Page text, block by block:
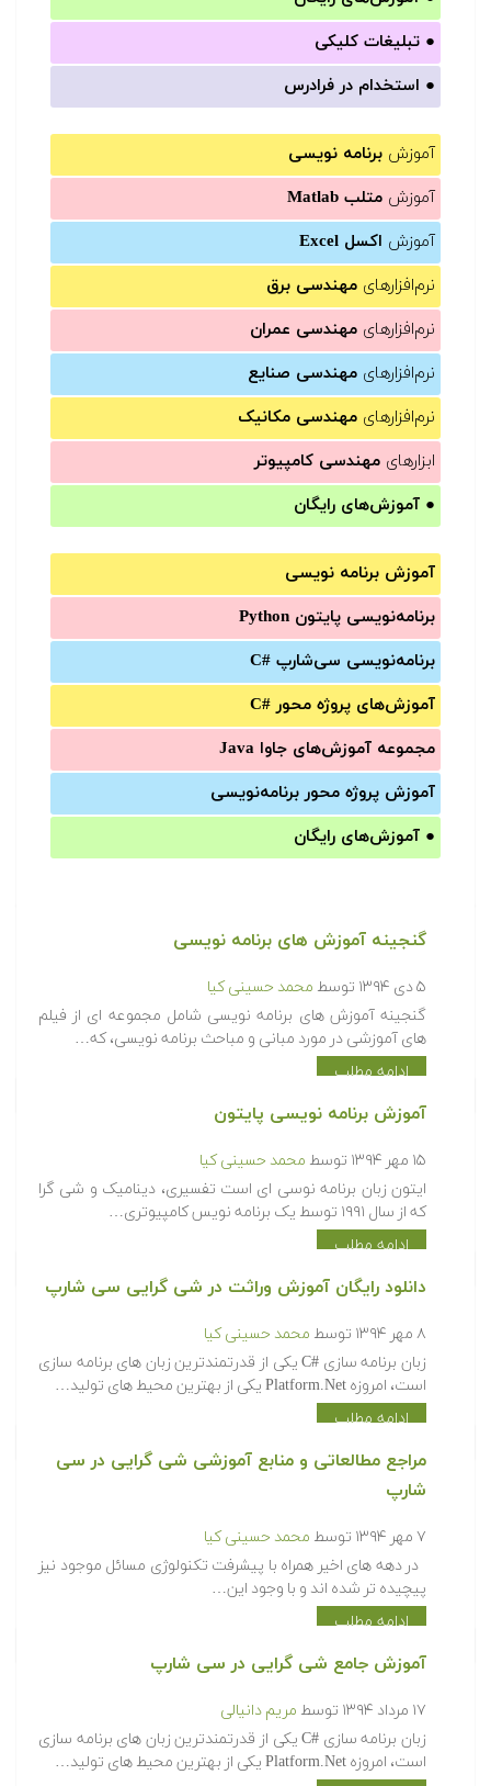
● تبلیغات کلیکی
● استخدام در فرادرس
آموزش برنامه نویسی
آموزش متلب Matlab
آموزش اکسل Excel
نرم‌افزارهای مهندسی برق
نرم‌افزارهای مهندسی عمران
نرم‌افزارهای مهندسی صنایع
نرم‌افزارهای مهندسی مکانیک
ابزارهای مهندسی کامپیوتر
● آموزش‌های رایگان
آموزش برنامه نویسی
برنامه‌نویسی پایتون Python
برنامه‌‌نویسی سی‌شارپ C#‎
آموزش‌های پروژه محور #C
مجموعه آموزش‌های جاوا Java
آموزش‌ پروژه محور برنامه‌نویسی
● آموزش‌های رایگان
گنجینه آموزش های برنامه نویسی
۵ دی ۱۳۹۴ توسط محمد حسینی کیا
گنجینه آموزش های برنامه نویسی شامل مجموعه ای از فیلم
های آموزشی در مورد مبانی و مباحث برنامه نویسی، که…
ادامه مطلب
آموزش برنامه نویسی پایتون
۱۵ مهر ۱۳۹۴ توسط محمد حسینی کیا
ایتون زبان برنامه نوسی ای است تفسیری، دینامیک و شی گرا
که از سال ۱۹۹۱ توسط یک برنامه نویس کامپیوتری…
ادامه مطلب
دانلود رایگان آموزش وراثت در شی گرایی سی شارپ
۸ مهر ۱۳۹۴ توسط محمد حسینی کیا
زبان برنامه سازی #C یکی از قدرتمندترین زبان های برنامه سازی
است، امروزه Platform.Net یکی از بهترین محیط های تولید…
ادامه مطلب
مراجع مطالعاتی و منابع آموزشی شی گرایی در سی
شارپ
۷ مهر ۱۳۹۴ توسط محمد حسینی کیا
در دهه های اخیر همراه با پیشرفت تکنولوژی مسائل موجود نیز
پیچیده تر شده اند و با وجود این…
ادامه مطلب
آموزش جامع شی گرایی در سی شارپ
۱۷ مرداد ۱۳۹۴ توسط مریم دانیالی
زبان برنامه سازی #C یکی از قدرتمندترین زبان های برنامه سازی
است، امروزه Platform.Net یکی از بهترین محیط های تولید…